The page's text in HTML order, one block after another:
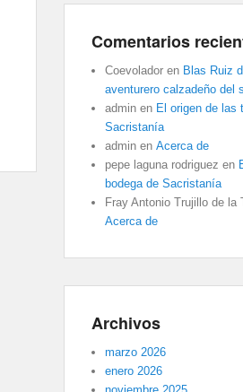
Comentarios
Coevolador en Blas Ruiz
aventurero calzadeño del
admin en El origen de las
Sacristanía
admin en Acerca de
pepe laguna rodriguez en
bodega de Sacristanía
Fray Antonio Trujillo de la
Acerca de
Archivos
marzo 2026
enero 2026